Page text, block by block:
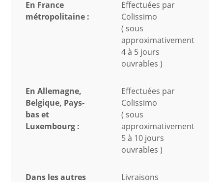
En France
métropolitaine :
Effectuées par
Colissimo
( sous
approximativement
4 à 5 jours
ouvrables )
En Allemagne,
Belgique, Pays-
bas et
Luxembourg :
Effectuées par
Colissimo
( sous
approximativement
5 à 10 jours
ouvrables )
Dans les autres Livraisons